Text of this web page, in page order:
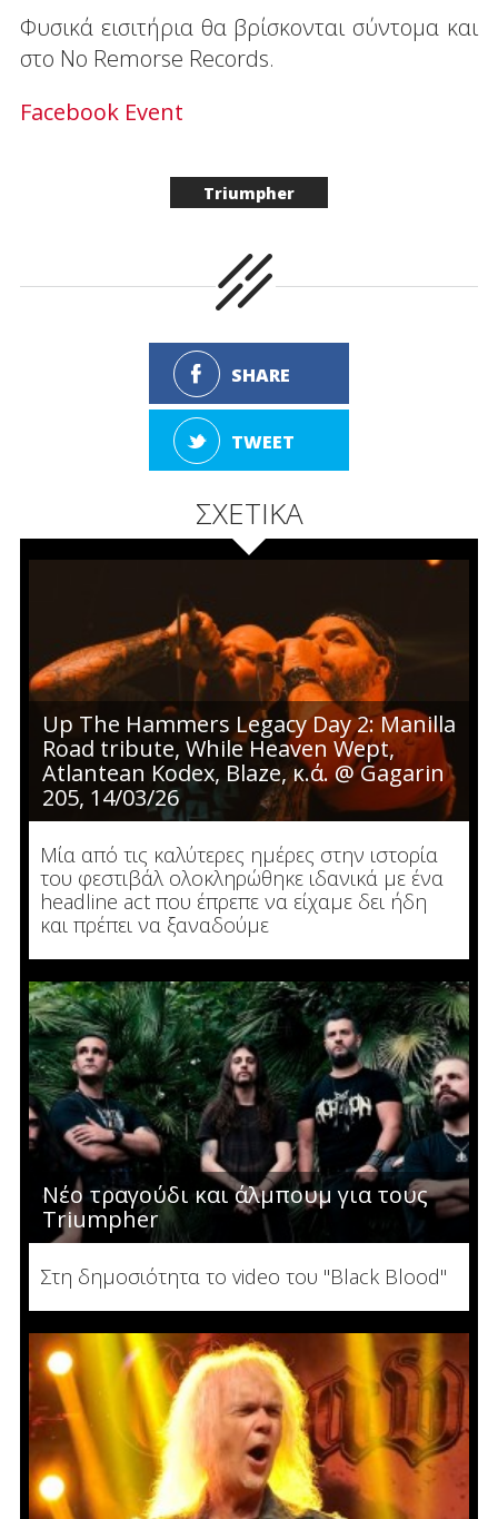
Φυσικά εισιτήρια θα βρίσκονται σύντομα και
στο No Remorse Records.
Facebook Εvent
Triumpher
SHARE
TWEET
ΣΧΕΤΙΚΑ
Up The Hammers Legacy Day 2: Manilla
Road tribute, While Heaven Wept,
Atlantean Kodex, Blaze, κ.ά. @ Gagarin
205, 14/03/26
Μία από τις καλύτερες ημέρες στην ιστορία
του φεστιβάλ ολοκληρώθηκε ιδανικά με ένα
headline act που έπρεπε να είχαμε δει ήδη
και πρέπει να ξαναδούμε
Νέο τραγούδι και άλμπουμ για τους
Triumpher
Στη δημοσιότητα το video του "Black Blood"